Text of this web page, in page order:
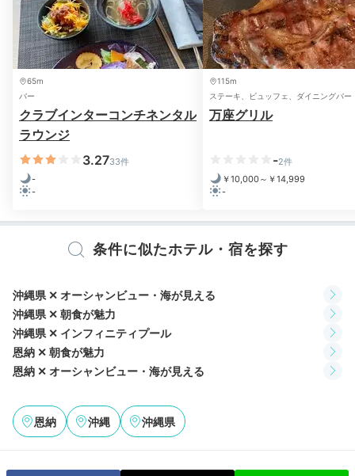
風を浴びながら目を閉じているとマインドフルネス効果
でぐっすり快眠できそう…。
merumisea
客室のバルコニーにサマーベッドが2つあり、寝ころん
で星空観賞をしました。到着時は曇天でしたが、夜は流
れ星が4つも！最高の思い出になりました。
2日目
Morning
07:00
ホテルから万座ビーチまで徒歩約
ビーチをお散歩
65m
バー
クラブインターコンチネンタル
ラウンジ
3.2733件
-
-
115m
ステーキ、ビュッフェ、ダイニングバー
万座グリル
-2件
￥10,000～￥14,999
-
条件に似たホテル・宿を探す
沖縄県 ✕ オーシャンビュー・海が見える
沖縄県 ✕ 朝食が魅力
沖縄県 ✕ インフィニティプール
恩納 ✕ 朝食が魅力
恩納 ✕ オーシャンビュー・海が見える
恩納 沖縄 沖縄県